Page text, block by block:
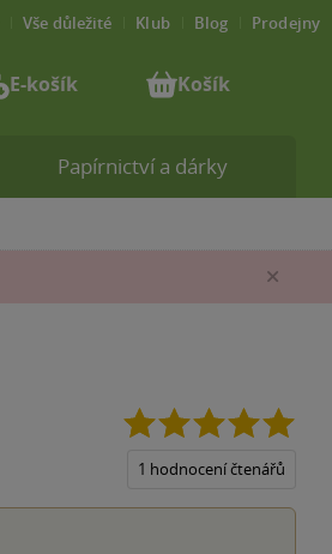
1 hodnocení čtenářů
Papírnictví a dárky
Vše důležité Klub Blog Prodejny
E-košík Košík